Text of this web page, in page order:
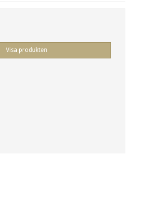
Visa produkten